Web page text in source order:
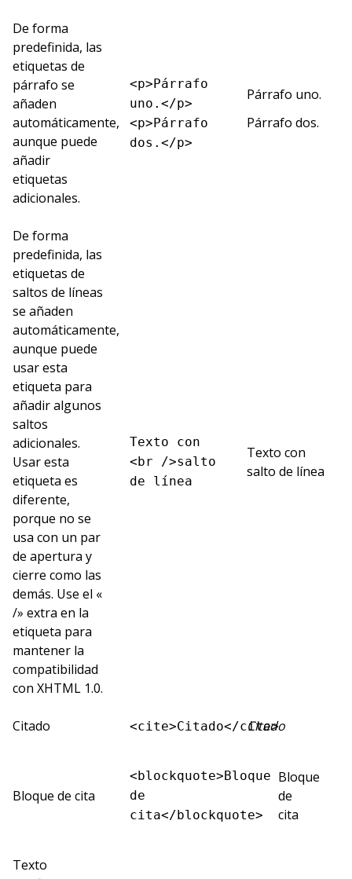
De forma
predefinida, las
etiquetas de
párrafo se
añaden
automáticamente,
aunque puede
añadir
etiquetas
adicionales.
<p>Párrafo
uno.</p>
<p>Párrafo
dos.</p>
Párrafo uno.
Párrafo dos.
De forma
predefinida, las
etiquetas de
saltos de líneas
se añaden
automáticamente,
aunque puede
usar esta
etiqueta para
añadir algunos
saltos
adicionales.
Usar esta
etiqueta es
diferente,
porque no se
usa con un par
de apertura y
cierre como las
demás. Use el «
/» extra en la
etiqueta para
mantener la
compatibilidad
con XHTML 1.0.
Texto con
<br />salto
de línea
Texto con
salto de línea
Citado <cite>Citado</cite>
Citado
Bloque de cita
<blockquote>Bloque
de
cita</blockquote>
Bloque
de
cita
Texto